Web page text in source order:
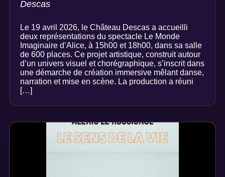
Descas
Le 19 avril 2026, le Château Descas a accueilli
deux représentations du spectacle Le Monde
Imaginaire d’Alice, à 15h00 et 18h00, dans sa salle
de 600 places. Ce projet artistique, construit autour
d’un univers visuel et chorégraphique, s’inscrit dans
une démarche de création immersive mêlant danse,
narration et mise en scène. La production a réuni
[…]